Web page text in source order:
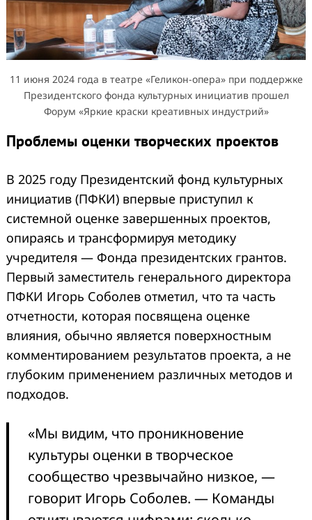
11 июня 2024 года в театре «Геликон-опера» при поддержке
Президентского фонда культурных инициатив прошел
Форум «Яркие краски креативных индустрий»
Проблемы оценки творческих проектов
В 2025 году Президентский фонд культурных
инициатив (ПФКИ) впервые приступил к
системной оценке завершенных проектов,
опираясь и трансформируя методику
учредителя — Фонда президентских грантов.
Первый заместитель генерального директора
ПФКИ Игорь Соболев отметил, что та часть
отчетности, которая посвящена оценке
влияния, обычно является поверхностным
комментированием результатов проекта, а не
глубоким применением различных методов и
подходов.
«Мы видим, что проникновение
культуры оценки в творческое
сообщество чрезвычайно низкое, —
говорит Игорь Соболев. — Команды